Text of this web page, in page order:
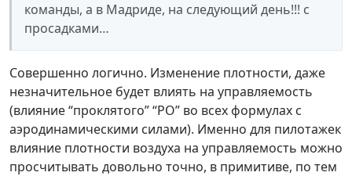
команды, а в Мадриде, на следующий день!!! с
просадками…
Совершенно логично. Изменение плотности, даже
незначительное будет влиять на управляемость
(влияние “проклятого” “РО” во всех формулах с
аэродинамическими силами). Именно для пилотажек
влияние плотности воздуха на управляемость можно
просчитывать довольно точно, в примитиве, по тем